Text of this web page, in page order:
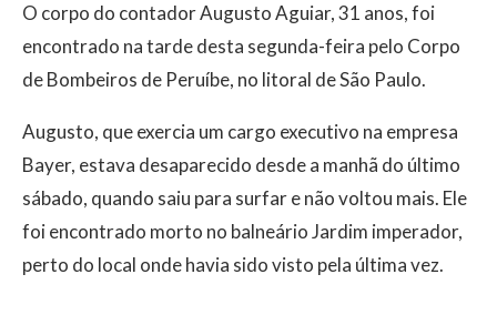
O corpo do contador Augusto Aguiar, 31 anos, foi
encontrado na tarde desta segunda-feira pelo Corpo
de Bombeiros de Peruíbe, no litoral de São Paulo.
Augusto, que exercia um cargo executivo na empresa
Bayer, estava desaparecido desde a manhã do último
sábado, quando saiu para surfar e não voltou mais. Ele
foi encontrado morto no balneário Jardim imperador,
perto do local onde havia sido visto pela última vez.